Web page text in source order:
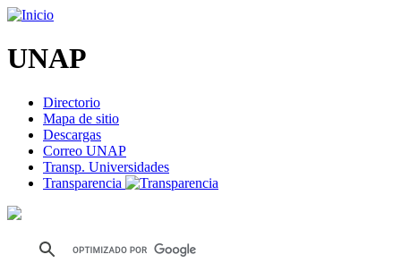
UNAP
Directorio
Mapa de sitio
Descargas
Correo UNAP
Transp. Universidades
Transparencia